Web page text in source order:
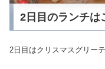
2日目のランチは
2日目はクリスマスグリー